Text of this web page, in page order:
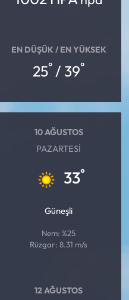
EN DÜŞÜK / EN YÜKSEK
25° / 39°
10 AĞUSTOS
PAZARTESI
33°
Güneşli
Nem: %25
Rüzgar: 8.31 m/s
12 AĞUSTOS